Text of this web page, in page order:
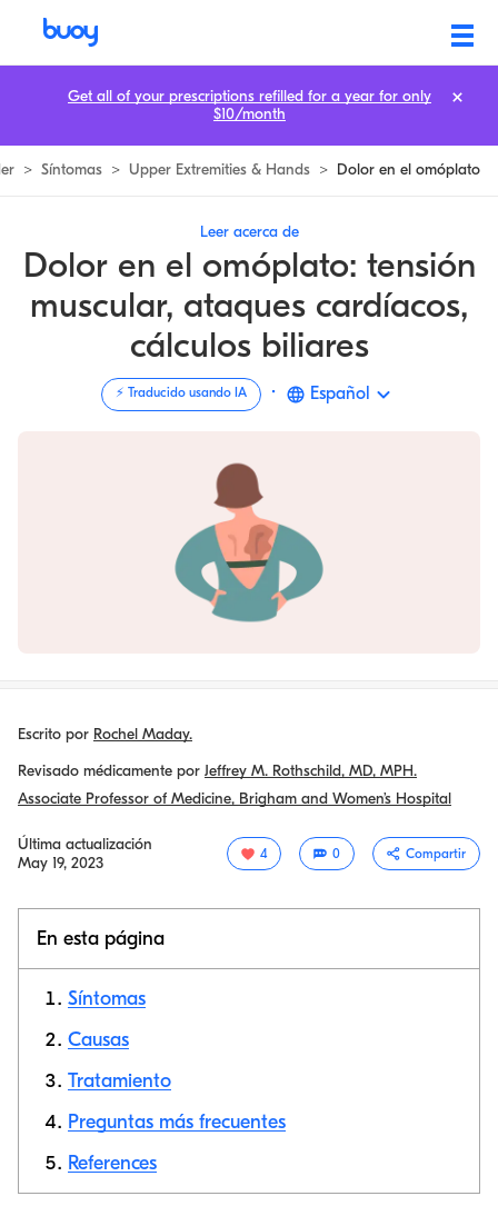
> Síntomas > Upper Extremities & Hands > Dolor en el omóplato
Leer acerca de
Dolor en el omóplato: tensión
muscular, ataques cardíacos,
cálculos biliares
⚡️ Traducido usando IA · Español
Escrito por Rochel Maday.
Revisado médicamente por Jeffrey M. Rothschild, MD, MPH.
Associate Professor of Medicine, Brigham and Women’s Hospital
Última actualización
May 19, 2023
4 0 Compartir
En esta página
Síntomas
Causas
Tratamiento
Preguntas más frecuentes
References
Get all of your prescriptions refilled for a year for only
$10/month